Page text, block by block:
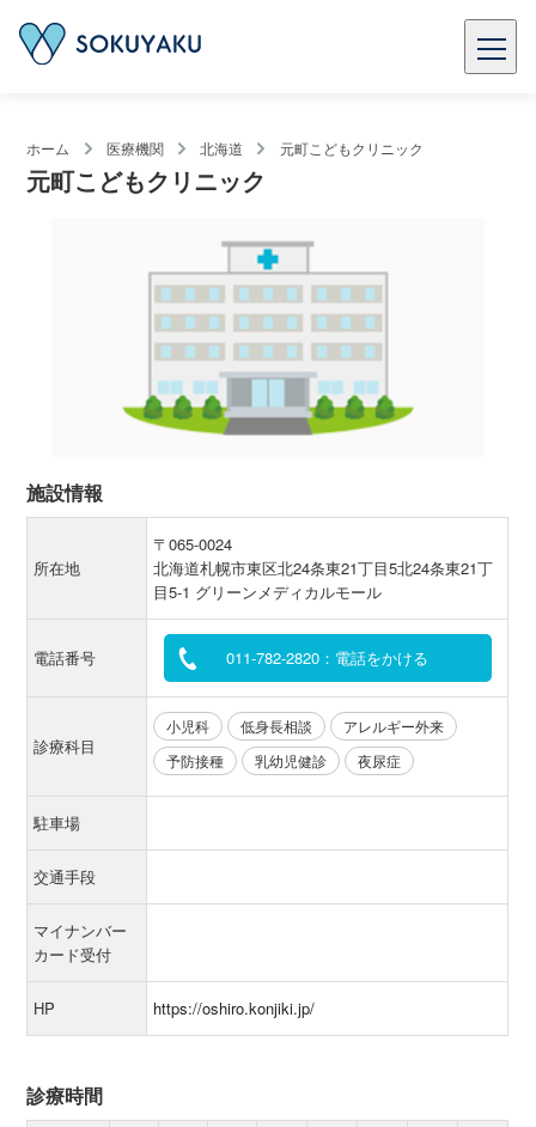
ホーム 医療機関 北海道 元町こどもクリニック
元町こどもクリニック
施設情報
所在地
〒065-0024
北海道札幌市東区北24条東21丁目5北24条東21丁
目5-1 グリーンメディカルモール
電話番号 011-782-2820：電話をかける
診療科目
小児科 低身長相談
アレルギー外来
予防接種
乳幼児健診 夜尿症
駐車場
交通手段
マイナンバー
カード受付
HP https://oshiro.konjiki.jp/
診療時間